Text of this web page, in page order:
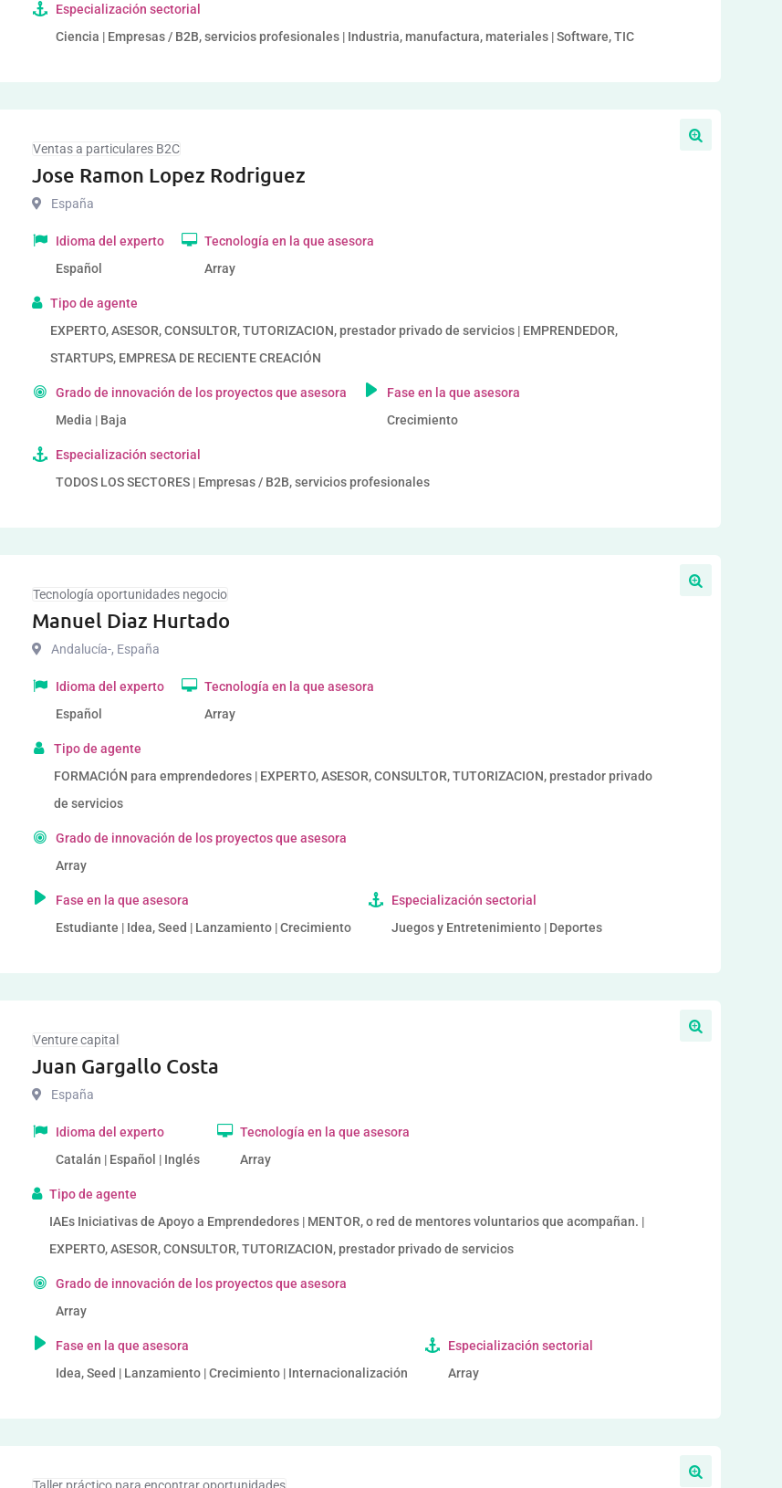
Especialización sectorial
Ciencia | Empresas / B2B, servicios profesionales | Industria, manufactura, materiales | Software, TIC
Ventas a particulares B2C
Jose Ramon Lopez Rodriguez
España
Idioma del experto
Español
Tecnología en la que asesora
Array
Tipo de agente
EXPERTO, ASESOR, CONSULTOR, TUTORIZACION, prestador privado de servicios | EMPRENDEDOR,
STARTUPS, EMPRESA DE RECIENTE CREACIÓN
Grado de innovación de los proyectos que asesora
Media | Baja
Fase en la que asesora
Crecimiento
Especialización sectorial
TODOS LOS SECTORES | Empresas / B2B, servicios profesionales
Tecnología oportunidades negocio
Manuel Diaz Hurtado
Andalucía-, España
Idioma del experto
Español
Tecnología en la que asesora
Array
Tipo de agente
FORMACIÓN para emprendedores | EXPERTO, ASESOR, CONSULTOR, TUTORIZACION, prestador privado
de servicios
Grado de innovación de los proyectos que asesora
Array
Fase en la que asesora
Estudiante | Idea, Seed | Lanzamiento | Crecimiento
Especialización sectorial
Juegos y Entretenimiento | Deportes
Venture capital
Juan Gargallo Costa
España
Idioma del experto
Catalán | Español | Inglés
Tecnología en la que asesora
Array
Tipo de agente
IAEs Iniciativas de Apoyo a Emprendedores | MENTOR, o red de mentores voluntarios que acompañan. |
EXPERTO, ASESOR, CONSULTOR, TUTORIZACION, prestador privado de servicios
Grado de innovación de los proyectos que asesora
Array
Fase en la que asesora
Idea, Seed | Lanzamiento | Crecimiento | Internacionalización
Especialización sectorial
Array